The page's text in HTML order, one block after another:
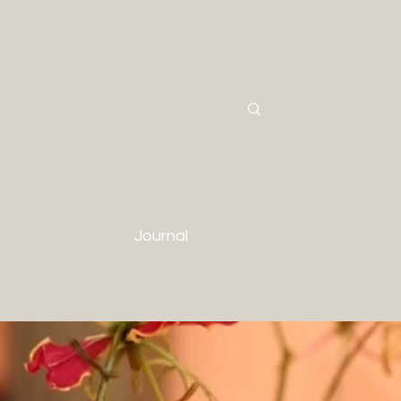
Journal